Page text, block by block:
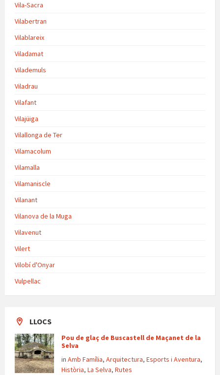
Vila-Sacra
Vilabertran
Vilablareix
Viladamat
Vilademuls
Viladrau
Vilafant
Vilajüiga
Vilallonga de Ter
Vilamacolum
Vilamalla
Vilamaniscle
Vilanant
Vilanova de la Muga
Vilavenut
Vilert
Vilobí d'Onyar
Vulpellac
LLOCS
Pou de glaç de Buscastell de Maçanet de la
Selva
in Amb Família, Arquitectura, Esports i Aventura,
Història, La Selva, Rutes